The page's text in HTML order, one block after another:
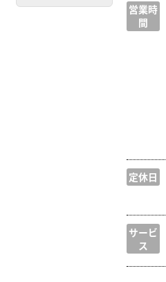
営業時
間
定休日
サービ
ス